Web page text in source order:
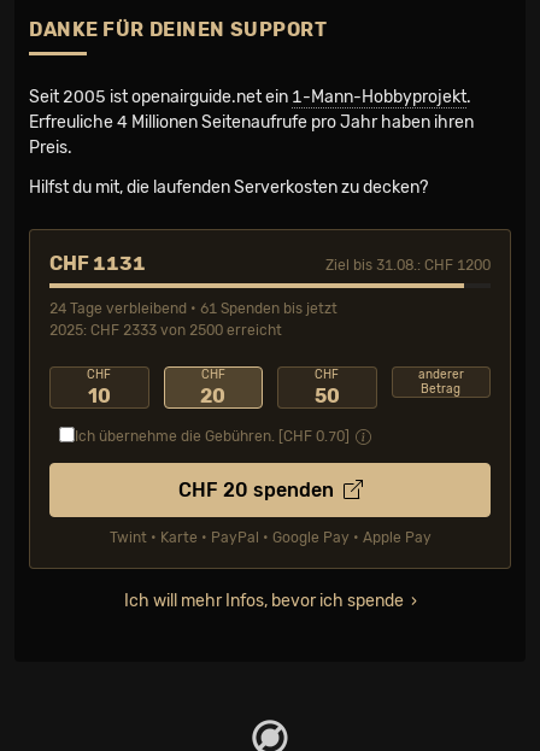
DANKE FÜR DEINEN SUPPORT
Seit 2005 ist openairguide.net ein 1-Mann-Hobbyprojekt.
Erfreuliche 4 Millionen Seiten­aufrufe pro Jahr haben ihren
Preis.
Hilfst du mit, die laufenden Serverkosten zu decken?
CHF 1131 Ziel bis 31.08.: CHF 1200
24 Tage verbleibend • 61 Spenden bis jetzt
2025: CHF 2333 von 2500 erreicht
CHF
10
CHF
20
CHF
50
anderer
Betrag
Ich übernehme die Gebühren. [CHF 0.70
CHF 20 spenden
Twint • Karte • PayPal • Google Pay • Apple Pay
Ich will mehr Infos, bevor ich spende